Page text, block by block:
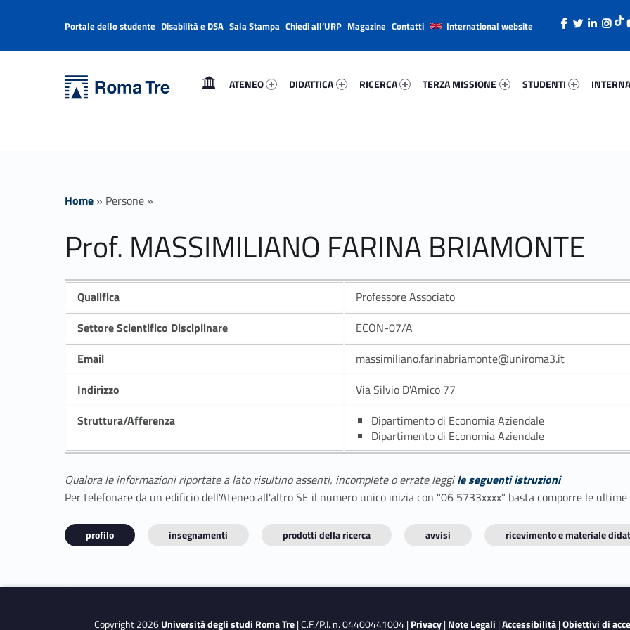
Prof. MASSIMILIANO FARINA BRIAMONTE - Università Roma Tre
ATENEO
DIDATTICA
RICERCA
TERZA MISSIONE
STUDENTI
Header info sidebar
Portale dello studente Disabilità e DSA Sala Stampa Chiedi all’URP Magazine Contatti International website
Home » Persone »
Prof. MASSIMILIANO FARINA BRIAMONTE
Qualifica
Professore Associato
Settore Scientifico Disciplinare
ECON-07/A
Email
massimiliano.farinabriamonte@uniroma3.it
Indirizzo
Via Silvio D'Amico 77
Struttura/Afferenza
Dipartimento di Economia Aziendale
Dipartimento di Economia Aziendale
Qualora le informazioni riportate a lato risultino assenti, incomplete o errate leggile seguenti istruzioni
Per telefonare da un edificio dell'Ateneo all'altro SE il numero unico inizia con "06 5733xxxx" basta comporre le
profilo insegnamenti prodotti della ricerca avvisi ricevimento e materiale
Copyright 2026Università degli studi Roma Tre| C.F./P.I. n. 04400441004 |Privacy|Note Legali |Accessibilità|Obiettivi di